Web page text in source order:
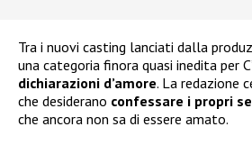
Tra i nuovi casting lanciati dalla
una categoria finora quasi inedita per
dichiarazioni d’amore. La redazione
che desiderano confessare i propri
che ancora non sa di essere amato.